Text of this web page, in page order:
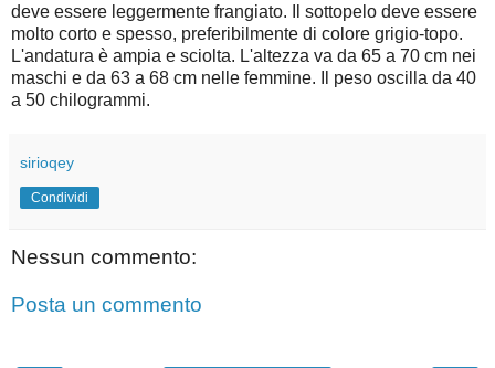
deve essere leggermente frangiato. Il sottopelo deve essere
molto corto e spesso, preferibilmente di colore grigio-topo.
L'andatura è ampia e sciolta. L'altezza va da 65 a 70 cm nei
maschi e da 63 a 68 cm nelle femmine. Il peso oscilla da 40
a 50 chilogrammi.
sirioqey
Condividi
Nessun commento:
Posta un commento